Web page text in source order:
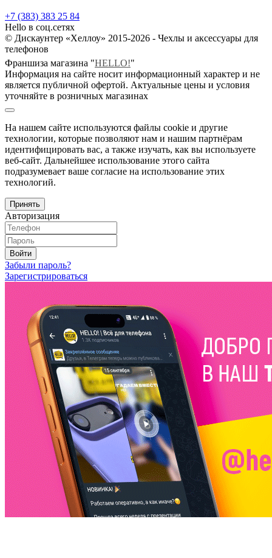
+7 (383) 383 25 84
Hello в соц.сетях
© Дискаунтер «Хеллоу» 2015-2026 - Чехлы и аксессуары для
телефонов
Франшиза магазина "HELLO!"
Информация на сайте носит информационный характер и не
является публичной офертой. Актуальные цены и условия
уточняйте в розничных магазинах
На нашем сайте используются файлы cookie и другие
технологии, которые позволяют нам и нашим партнёрам
идентифицировать вас, а также изучать, как вы используете
веб-сайт. Дальнейшее использование этого сайта
подразумевает ваше согласие на использование этих
технологий.
Принять
Авторизация
Войти
Забыли пароль?
Зарегистрироваться